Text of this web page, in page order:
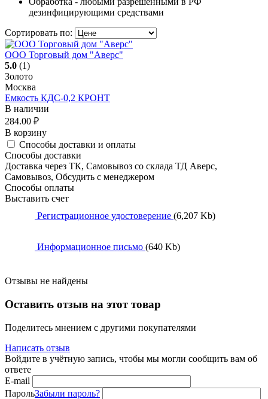
дезинфицирующими средствами
Сортировать по:
ООО Торговый дом "Аверс"
5.0 (1)
Золото
Москва
Емкость КДС-0,2 КРОНТ
В наличии
284.00 ₽
В корзину
Способы доставки и оплаты
Способы доставки
Доставка через ТК, Самовывоз со склада ТД Аверс,
Самовывоз, Обсудить с менеджером
Способы оплаты
Выставить счет
Регистрационное удостоверение (6,207 Kb)
Информационное письмо (640 Kb)
Отзывы не найдены
Оставить отзыв на этот товар
Поделитесь мнением с другими покупателями
Написать отзыв
Войдите в учётную запись, чтобы мы могли сообщить вам об
ответе
E-mail
ПарольЗабыли пароль?